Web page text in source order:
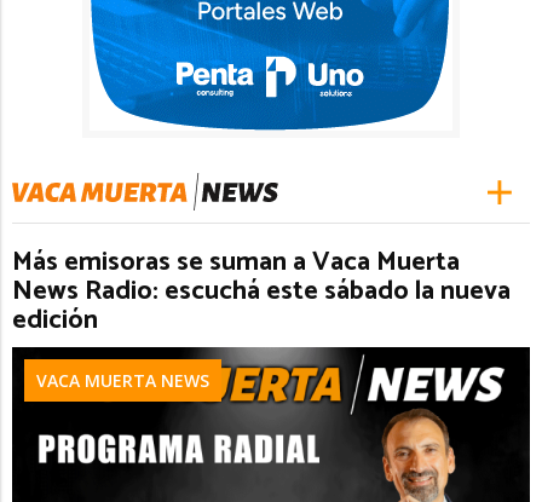
Más emisoras se suman a Vaca Muerta
News Radio: escuchá este sábado la nueva
edición
VACA MUERTA NEWS